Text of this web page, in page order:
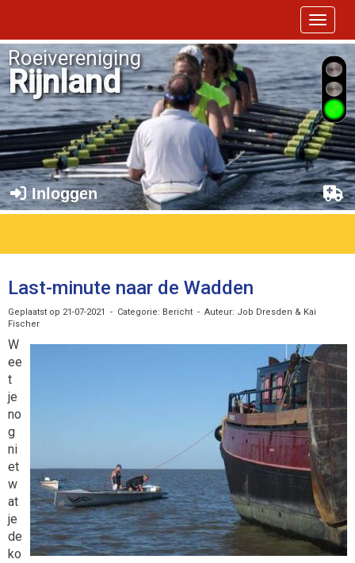
Toggle
Roeivereniging
Rijnland
Inloggen
Last-minute naar de Wadden
Geplaatst op 21-07-2021 - Categorie: Bericht - Auteur: Job Dresden & Kai
Fischer
W
ee
t
je
no
g
ni
et
w
at
je
de
ko